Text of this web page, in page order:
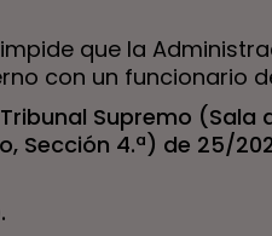
impide que la
con un funcionario
Supremo (Sala
4.ª) de 25/